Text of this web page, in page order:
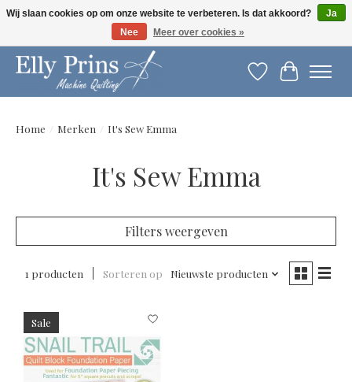
Let op: gewijzigde openingstijden!
Verlanglijst
Home / Merken / It's Sew Emma
It's Sew Emma
Filters weergeven
1 producten Sorteren op Nieuwste producten
Sale
Wij slaan cookies op om onze website te verbeteren. Is dat akkoord?
Ja
Nee
Meer over cookies »